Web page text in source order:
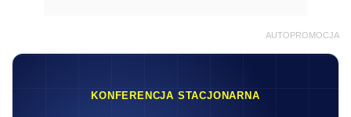
AUTOPROMOCJA
KONFERENCJA STACJONARNA